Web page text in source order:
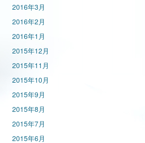
2016年3月
2016年2月
2016年1月
2015年12月
2015年11月
2015年10月
2015年9月
2015年8月
2015年7月
2015年6月